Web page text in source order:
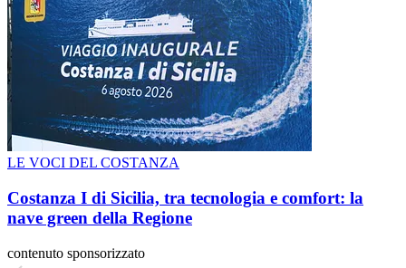
LE VOCI DEL COSTANZA
Costanza I di Sicilia, tra tecnologia e comfort: la
nave green della Regione
contenuto sponsorizzato